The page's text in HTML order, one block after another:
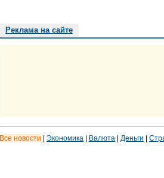
Реклама на сайте
Все новости Экономика Валюта Деньги